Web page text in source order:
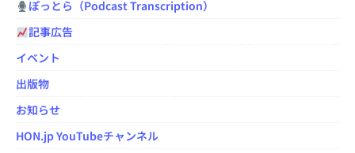
ぽっとら（Podcast Transcription）
記事広告
イベント
出版物
お知らせ
HON.jp YouTubeチャンネル